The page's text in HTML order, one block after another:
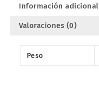
Información adicional
Valoraciones (0)
Peso